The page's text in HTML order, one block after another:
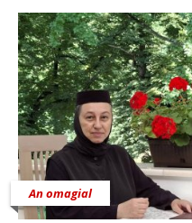
An omagial